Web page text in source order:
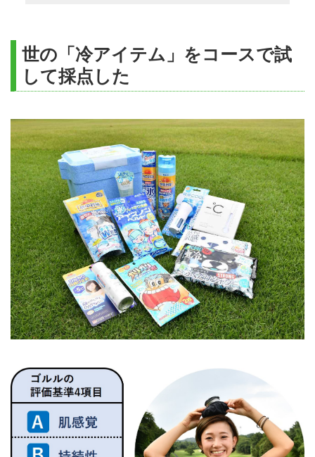
世の「冷アイテム」をコースで試
して採点した